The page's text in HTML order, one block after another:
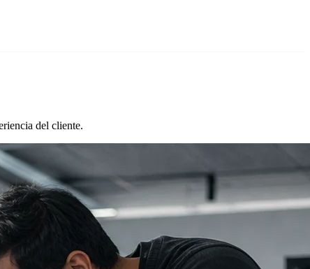
del cliente.